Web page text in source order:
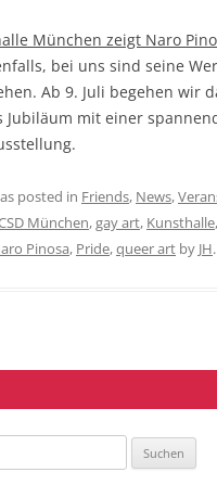
München zeigt Naro
bei uns sind seine
Ab 9. Juli begehen wir
Jubiläum mit einer
posted in Friends, News,
München,gay art, Kunsthalle,
Pinosa, Pride,queer art by JH.